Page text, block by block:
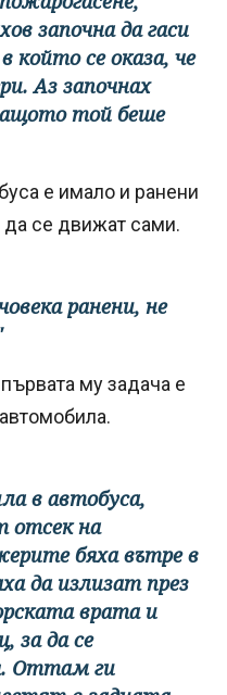
започна да гаси
който се оказа, че
Аз започнах
той беше
е имало и ранени
да се движат сами.
ранени, не
му задача е
в автобуса,
отсек на
бяха вътре в
да излизат през
врата и
за да се
Оттам ги